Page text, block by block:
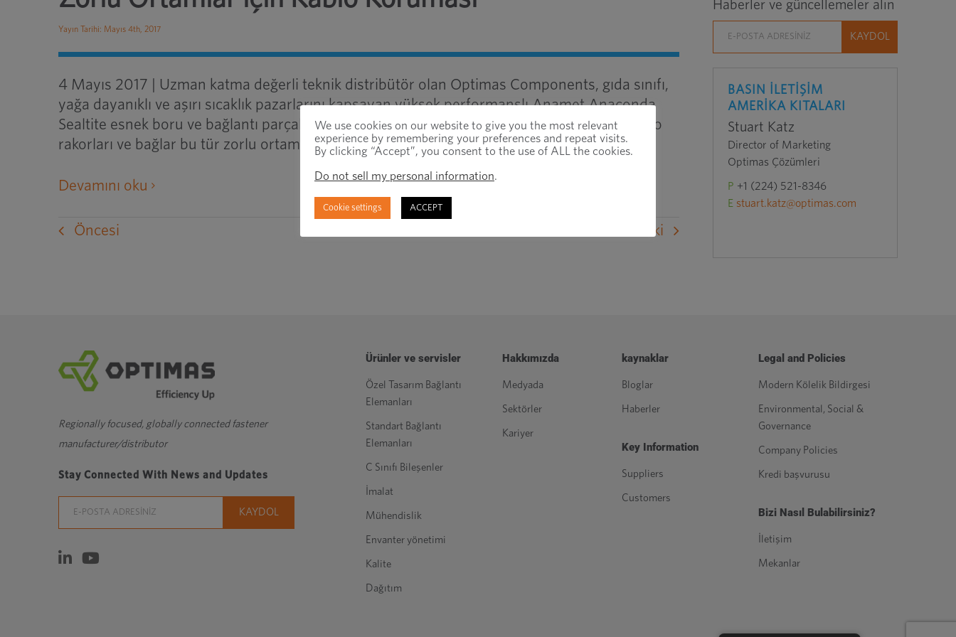
Yayın Tarihi: Mayıs 4th, 2017
4 Mayıs 2017 | Uzman katma değerli teknik distribütör olan Optimas Components, gıda sınıfı,
yağa dayanıklı ve aşırı sıcaklık pazarlarını kapsayan yüksek performanslı Anamet Anaconda
Sealtite esnek boru ve bağlantı parçalarını piyasaya sürüyor. Çok çeşitli kablo kanalları, kablo
rakorları ve bağlar bu tür zorlu ortamlarda kullanıma uygundur.
Devamını oku harici bir web sitesini yeni bir pencerede açar
Öncesi Sonraki
Haberler ve güncellemeler alın
BASIN İLETİŞİM
AMERİKA KITALARI
Stuart Katz
Director of Marketing
Optimas Çözümleri
P +1 (224) 521-8346
E stuart.katz@optimas.com
Regionally focused, globally connected fastener
manufacturer/distributor
Stay Connected With News and Updates
Ürünler ve servisler
Özel Tasarım Bağlantı
Elemanları
Standart Bağlantı
Elemanları
C Sınıfı Bileşenler
İmalat
Mühendislik
Envanter yönetimi
Kalite
Dağıtım
Hakkımızda
Medyada
Sektörler
Kariyer
kaynaklar
Bloglar
Haberler
Key Information
Suppliers
Customers
Legal and Policies
Modern Kölelik Bildirgesi
Environmental, Social &
Governance
Company Policies
Kredi başvurusu
Bizi Nasıl Bulabilirsiniz?
İletişim
Mekanlar
We use cookies on our website to give you the most relevant
experience by remembering your preferences and repeat visits.
By clicking “Accept”, you consent to the use of ALL the cookies.
Do not sell my personal information.
Cookie settings ACCEPT